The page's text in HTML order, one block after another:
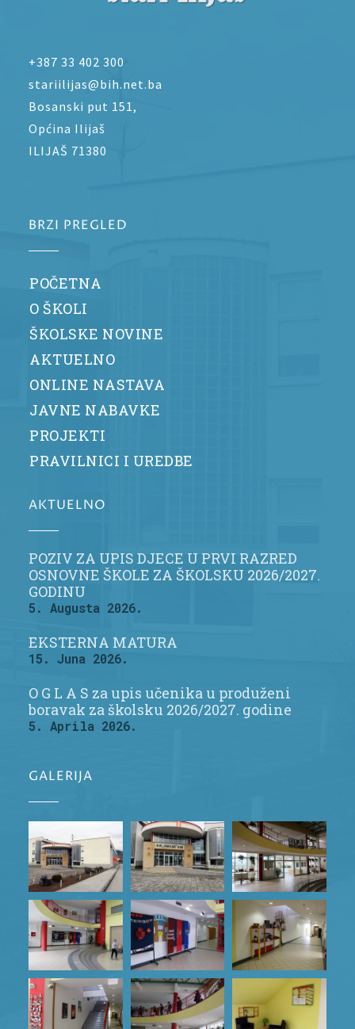
+387 33 402 300
stariilijas@bih.net.ba
Bosanski put 151,
Općina Ilijaš
ILIJAŠ 71380
BRZI PREGLED
POČETNA
O ŠKOLI
ŠKOLSKE NOVINE
AKTUELNO
ONLINE NASTAVA
JAVNE NABAVKE
PROJEKTI
PRAVILNICI I UREDBE
AKTUELNO
POZIV ZA UPIS DJECE U PRVI RAZRED
OSNOVNE ŠKOLE ZA ŠKOLSKU 2026/2027.
GODINU
5. Augusta 2026.
EKSTERNA MATURA
15. Juna 2026.
O G L A S za upis učenika u produženi
boravak za školsku 2026/2027. godine
5. Aprila 2026.
GALERIJA